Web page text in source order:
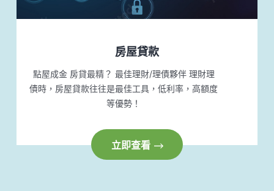
房屋貸款
點屋成金 房貸最精？ 最佳理財/理債夥伴 理財理
債時，房屋貸款往往是最佳工具，低利率，高額度
等優勢！
立即查看